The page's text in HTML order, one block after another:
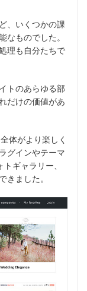
、いくつかの課
なものでした。
理も自分たちで
トのあらゆる部
だけの価値があ
体がより楽しく
グインやテーマ
ギャラリー、
きました。